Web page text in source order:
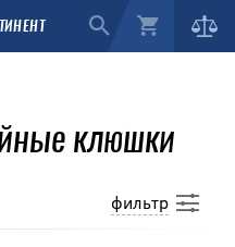
клюшки
фильтр